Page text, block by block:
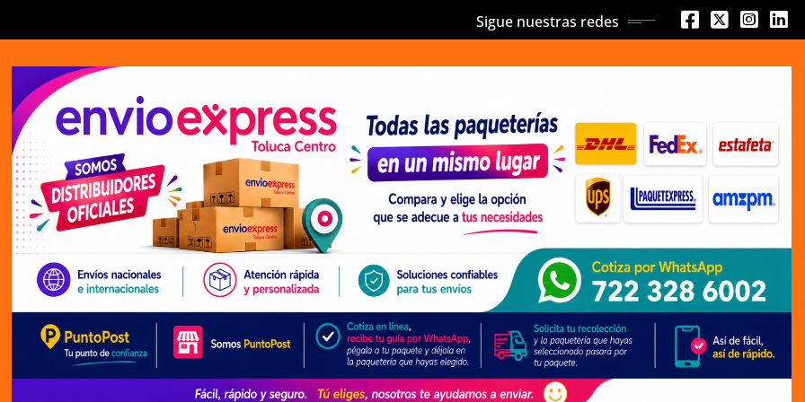
Sigue nuestras redes